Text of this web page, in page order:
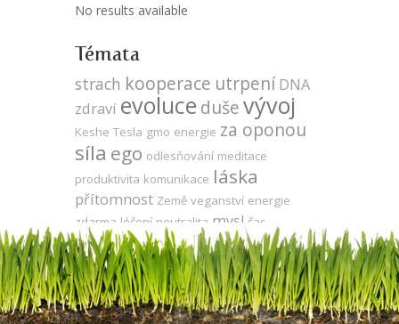
No results available
Témata
strach kooperace utrpení DNA
zdraví evoluce duševývoj
Keshe Tesla gmo energie za oponou
síla ego odlesňování meditace
produktivita komunikace láska
přítomnost Země veganství energie
zdarma léčení neutralita mysl čas
propojenostjedno
vědomí volná energie udržitelnost
vegetariánství zodpovědnost
agrese sója